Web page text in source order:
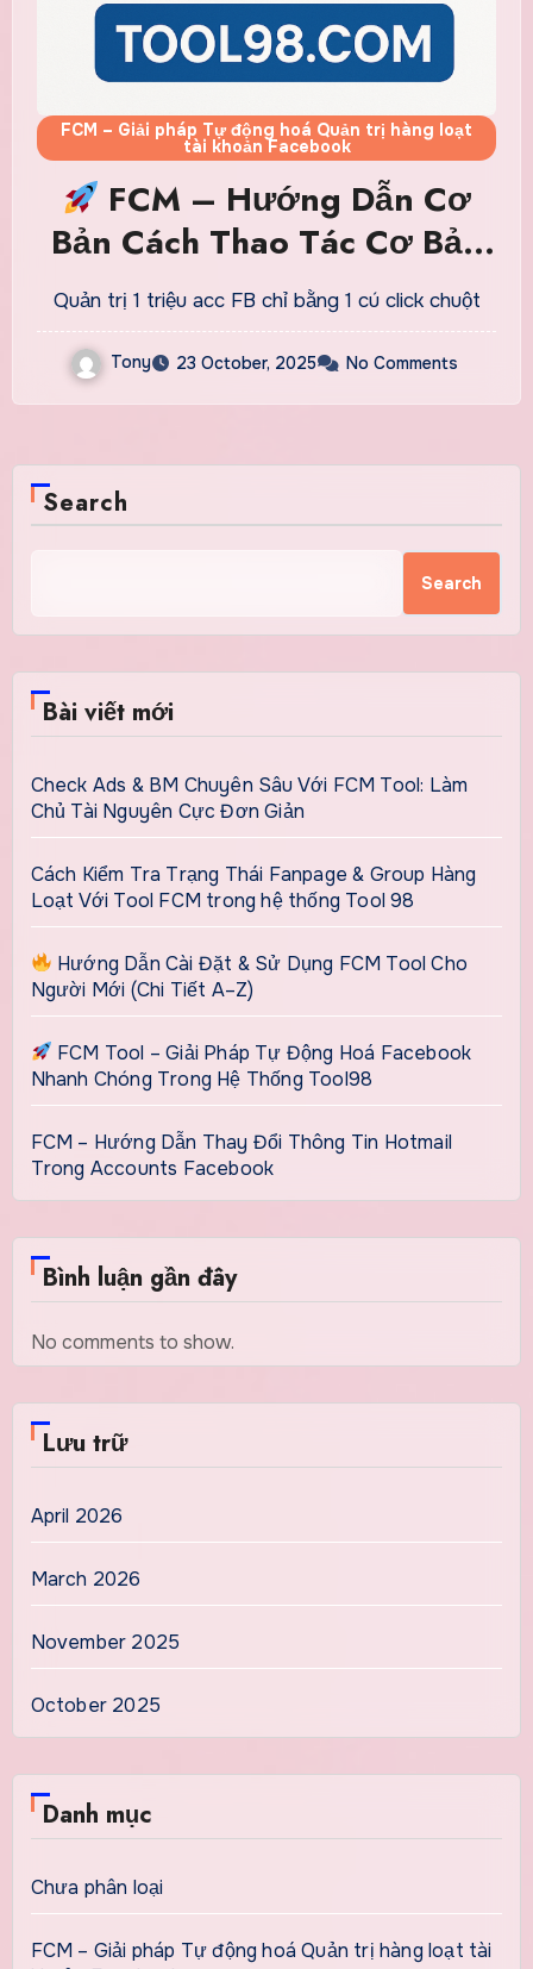
FCM – Giải pháp Tự động hoá Quản trị hàng loạt
tài khoản Facebook
FCM – Hướng Dẫn Cơ
Bản Cách Thao Tác Cơ Bản
Cho Người Mới từ A-Z
Quản trị 1 triệu acc FB chỉ bằng 1 cú click chuột
Tony 23 October, 2025 No Comments
Search
Search
Bài viết mới
Check Ads & BM Chuyên Sâu Với FCM Tool: Làm
Chủ Tài Nguyên Cực Đơn Giản
Cách Kiểm Tra Trạng Thái Fanpage & Group Hàng
Loạt Với Tool FCM trong hệ thống Tool 98
Hướng Dẫn Cài Đặt & Sử Dụng FCM Tool Cho
Người Mới (Chi Tiết A–Z)
FCM Tool – Giải Pháp Tự Động Hoá Facebook
Nhanh Chóng Trong Hệ Thống Tool98
FCM – Hướng Dẫn Thay Đổi Thông Tin Hotmail
Trong Accounts Facebook
Bình luận gần đây
No comments to show.
Lưu trữ
April 2026
March 2026
November 2025
October 2025
Danh mục
Chưa phân loại
FCM – Giải pháp Tự động hoá Quản trị hàng loạt tài